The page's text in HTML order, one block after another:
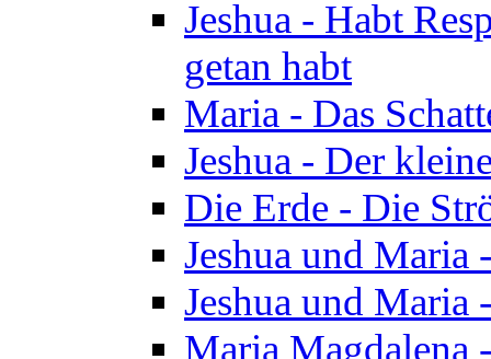
Jeshua - Habt
getan habt
Maria - Das
Jeshua - Der
Die Erde - Die
Jeshua und Maria
Jeshua und Maria
Maria Magdalena